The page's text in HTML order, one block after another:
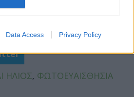
Data Access Privacy Policy
ΗΛΙΟΣ, ΦΩΤΟΕΥΑΙΣΘΗΣΙΑ